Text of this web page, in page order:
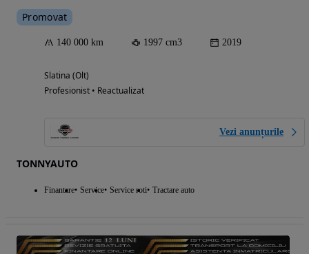
Promovat
140 000 km 1997 cm3 2019
Slatina (Olt)
Profesionist • Reactualizat
Vezi anunțurile
TONNYAUTO
Finantare Service Service roti Tractare auto